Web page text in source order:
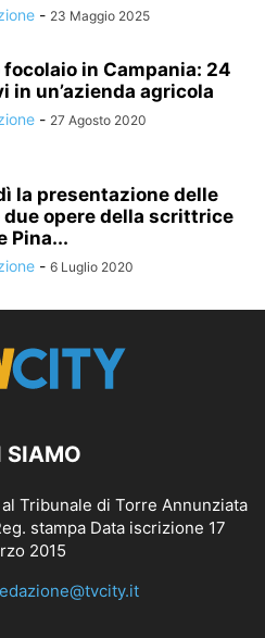
- 23 Maggio 2025
focolaio in Campania: 24
in un’azienda agricola
- 27 Agosto 2020
la presentazione delle
opere della scrittrice
Pina...
- 6 Luglio 2020
SIAMO
Tribunale di Torre Annunziata
stampa Data iscrizione 17
2015